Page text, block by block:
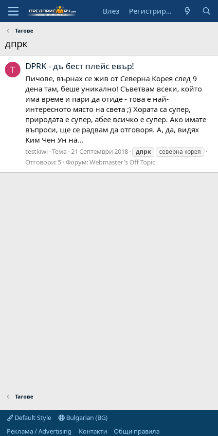
Влез Регистрирай се
Тагове
дпрк
T DPRK - дъ бест плейс евър!
Пичове, върнах се жив от Северна Корея след 9
дена там, беше уникално! Съветвам всеки, който
има време и пари да отиде - това е най-
интересното място на света ;) Хората са супер,
природата е супер, абее всичко е супер. Ако имате
въпроси, ще се радвам да отговоря. A, да, видях
Ким Чен Ун на...
testkiwi Тема 21 Септември 2018 дпрк северна корея
Отговори: 5 Форум:Webmaster's Off Topic
Тагове
Default Style
Bulgarian (BG)
Реклама / Advertising
Контакти
Общи правила